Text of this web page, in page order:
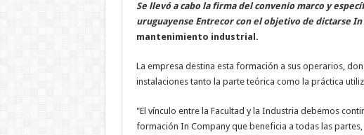
Se llevó a cabo la firma del convenio marco y
uruguayense Entrecor con el objetivo de dictarse In
mantenimiento industrial.
La empresa destina esta formación a sus operarios,
instalaciones tanto la parte teórica como la práctica
"El vínculo entre la Facultad y la Industria debemos
formación In Company que beneficia a todas las